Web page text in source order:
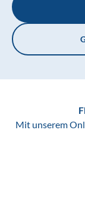
Mit unserem